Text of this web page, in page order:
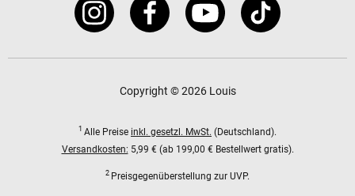
Copyright © 2026 Louis
1 Alle Preise inkl. gesetzl. MwSt. (Deutschland).
Versandkosten: 5,99 € (ab 199,00 € Bestellwert gratis).
2 Preisgegenüberstellung zur UVP.